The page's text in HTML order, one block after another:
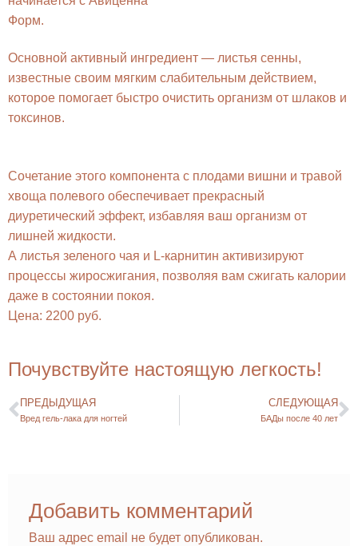
Форм.
Основной активный ингредиент — листья сенны,
известные своим мягким слабительным действием,
которое помогает быстро очистить организм от шлаков и
токсинов.
Сочетание этого компонента с плодами вишни и травой
хвоща полевого обеспечивает прекрасный
диуретический эффект, избавляя ваш организм от
лишней жидкости.
А листья зеленого чая и L-карнитин активизируют
процессы жиросжигания, позволяя вам сжигать калории
даже в состоянии покоя.
Цена: 2200 руб.
Почувствуйте настоящую легкость!
ПРЕДЫДУЩАЯ
Вред гель-лака для ногтей
СЛЕДУЮЩАЯ
БАДы после 40 лет
Добавить комментарий
Ваш адрес email не будет опубликован.